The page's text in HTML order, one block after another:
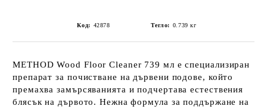
Код: 42878 Тегло: 0.739 кг
METHOD Wood Floor Cleaner 739 мл е специализиран
препарат за почистване на дървени подове, който
премахва замърсяванията и подчертава естествения
блясък на дървото. Нежна формула за поддържане на